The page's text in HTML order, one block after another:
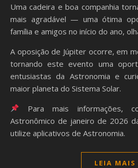
Uma cadeira e boa companhia
mais agradável — uma ótima
família e amigos no início do ano,
A oposição de Júpiter ocorre, em
tornando este evento uma
entusiastas da Astronomia e
maior planeta do Sistema Solar.
Para mais informações,
Astronômico de janeiro de 2026 da
utilize aplicativos de Astronomia.
LEIA MAIS